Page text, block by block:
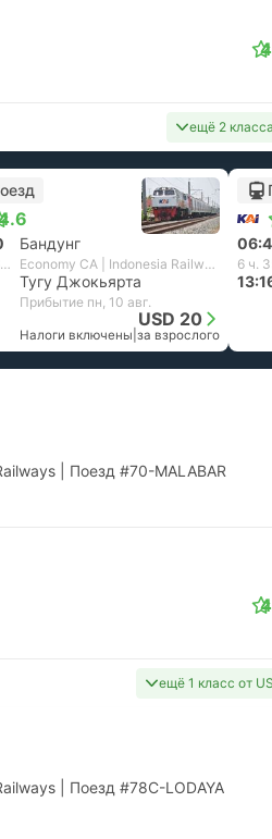
ещё 2 класса
Бандунг
6 ч. 46 м. Economy CA | Indonesia Railways
Тугу Джокьярта
Прибытие пн, 10 авг.
USD 20
Налоги включены за взрослого
Поезд #70-MALABAR
ещё 1 класс от
Поезд #78C-LODAYA